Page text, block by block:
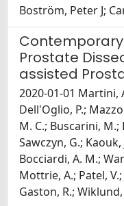
Boström, Peter J;
Prostate
assisted
2020-01-01 Martini,
Dell'Oglio, P.;
M. C.; Buscarini, M.;
Sawczyn, G.;
Bocciardi, A. M.;
Mottrie, A.; Patel,
Gaston, R.; Wiklund,